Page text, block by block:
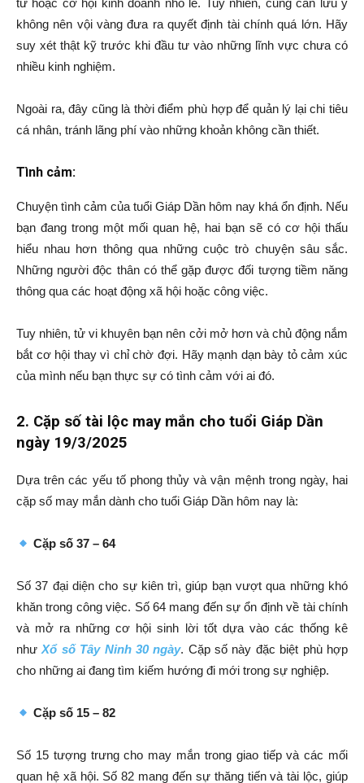
tư hoặc cơ hội kinh doanh nhỏ lẻ. Tuy nhiên, cũng cần lưu ý
không nên vội vàng đưa ra quyết định tài chính quá lớn. Hãy
suy xét thật kỹ trước khi đầu tư vào những lĩnh vực chưa có
nhiều kinh nghiệm.
Ngoài ra, đây cũng là thời điểm phù hợp để quản lý lại chi tiêu
cá nhân, tránh lãng phí vào những khoản không cần thiết.
Tình cảm:
Chuyện tình cảm của tuổi Giáp Dần hôm nay khá ổn định. Nếu
bạn đang trong một mối quan hệ, hai bạn sẽ có cơ hội thấu
hiểu nhau hơn thông qua những cuộc trò chuyện sâu sắc.
Những người độc thân có thể gặp được đối tượng tiềm năng
thông qua các hoạt động xã hội hoặc công việc.
Tuy nhiên, tử vi khuyên bạn nên cởi mở hơn và chủ động nắm
bắt cơ hội thay vì chỉ chờ đợi. Hãy mạnh dạn bày tỏ cảm xúc
của mình nếu bạn thực sự có tình cảm với ai đó.
2. Cặp số tài lộc may mắn cho tuổi Giáp Dần
ngày 19/3/2025
Dựa trên các yếu tố phong thủy và vận mệnh trong ngày, hai
cặp số may mắn dành cho tuổi Giáp Dần hôm nay là:
Cặp số 37 – 64
Số 37 đại diện cho sự kiên trì, giúp bạn vượt qua những khó
khăn trong công việc. Số 64 mang đến sự ổn định về tài chính
và mở ra những cơ hội sinh lời tốt dựa vào các thống kê
như Xổ số Tây Ninh 30 ngày. Cặp số này đặc biệt phù hợp
cho những ai đang tìm kiếm hướng đi mới trong sự nghiệp.
Cặp số 15 – 82
Số 15 tượng trưng cho may mắn trong giao tiếp và các mối
quan hệ xã hội. Số 82 mang đến sự thăng tiến và tài lộc, giúp